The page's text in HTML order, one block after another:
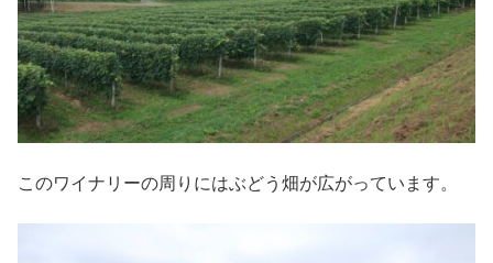
このワイナリーの周りにはぶどう畑が広がっています。